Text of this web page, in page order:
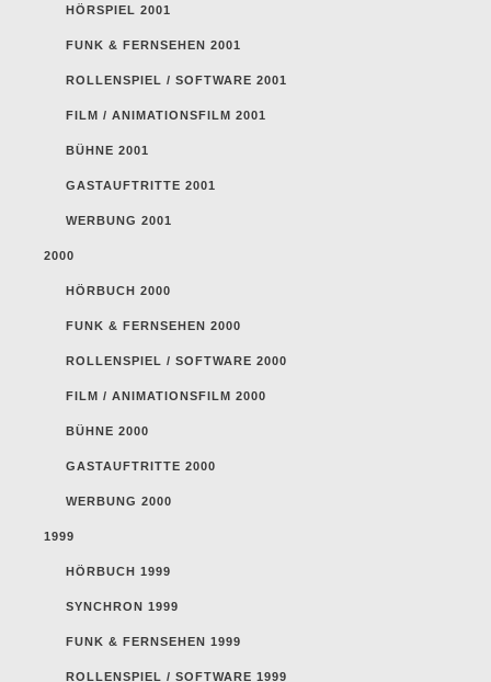
HÖRSPIEL 2001
FUNK & FERNSEHEN 2001
ROLLENSPIEL / SOFTWARE 2001
FILM / ANIMATIONSFILM 2001
BÜHNE 2001
GASTAUFTRITTE 2001
WERBUNG 2001
2000
HÖRBUCH 2000
FUNK & FERNSEHEN 2000
ROLLENSPIEL / SOFTWARE 2000
FILM / ANIMATIONSFILM 2000
BÜHNE 2000
GASTAUFTRITTE 2000
WERBUNG 2000
1999
HÖRBUCH 1999
SYNCHRON 1999
FUNK & FERNSEHEN 1999
ROLLENSPIEL / SOFTWARE 1999